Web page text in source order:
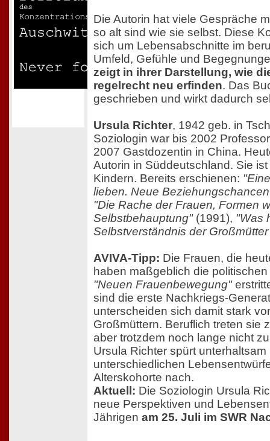
Die Autorin hat viele Gespräche
so alt sind wie sie selbst. Diese
sich um Lebensabschnitte im
Umfeld, Gefühle und
zeigt in ihrer Darstellung, wie
regelrecht neu erfinden. Das
geschrieben und wirkt dadurch
Ursula Richter, 1942 geb. in
Soziologin war bis 2002
2007 Gastdozentin in China.
Autorin in Süddeutschland. Sie
Kindern. Bereits erschienen:
lieben. Neue
"Die Rache der Frauen, Formen
Selbstbehauptung"(1991), "Was
Selbstverständnis der
AVIVA-Tipp: Die Frauen, die
haben maßgeblich die
"Neuen Frauenbewegung"
sind die erste Nachkriegs-
unterscheiden sich damit stark
Großmüttern. Beruflich treten sie
aber trotzdem noch lange nicht
Ursula Richter spürt
unterschiedlichen
Alterskohorte nach.
Aktuell: Die Soziologin Ursula
neue Perspektiven und
Jährigen am 25. Juli im SWR